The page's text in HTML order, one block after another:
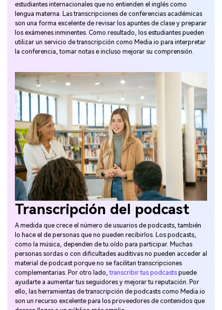
estudiantes internacionales que no entienden el inglés como
lengua materna. Las transcripciones de conferencias académicas
son una forma excelente de revisar los apuntes de clase y preparar
los exámenes inminentes. Como resultado, los estudiantes pueden
utilizar un servicio de transcripción como Media.io para interpretar
la conferencia, tomar notas e incluso mejorar su comprensión.
Transcripción del podcast
A medida que crece el número de usuarios de podcasts, también
lo hace el de personas que no pueden recibirlos. Los podcasts,
como la música, dependen de tu oído para participar. Muchas
personas sordas o con dificultades auditivas no pueden acceder al
material de podcast porque no se facilitan transcripciones
complementarias. Por otro lado,transcribir tus podcasts puede
ayudarte a aumentar tus seguidores y mejorar tu reputación. Por
ello, las herramientas de transcripción de podcasts como Media.io
son un recurso excelente para los proveedores de contenidos que